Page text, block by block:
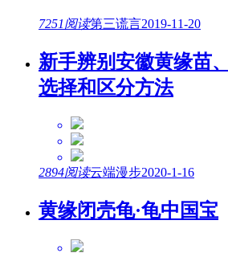
7251阅读第三谎言2019-11-20
新手辨别安徽黄缘苗
选择和区分方法
2894阅读云端漫步2020-1-16
黄缘闭壳龟·龟中国宝